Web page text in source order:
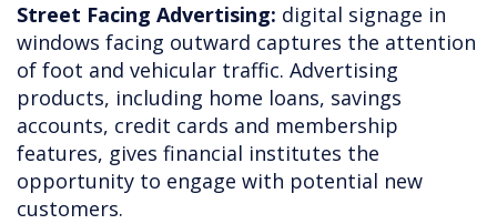
Street Facing Advertising: digital signage in
windows facing outward captures the attention
of foot and vehicular traffic. Advertising
products, including home loans, savings
accounts, credit cards and membership
features, gives financial institutes the
opportunity to engage with potential new
customers.